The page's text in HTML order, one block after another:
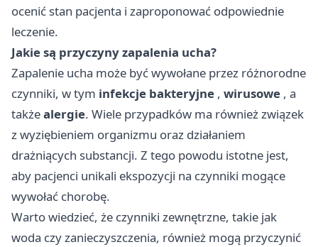
ocenić stan pacjenta i zaproponować odpowiednie
leczenie.
Jakie są przyczyny zapalenia ucha?
Zapalenie ucha może być wywołane przez różnorodne
czynniki, w tym infekcje bakteryjne , wirusowe , a
takżealergie. Wiele przypadków ma również związek
z wyziębieniem organizmu oraz działaniem
drażniących substancji. Z tego powodu istotne jest,
aby pacjenci unikali ekspozycji na czynniki mogące
wywołać chorobę.
Warto wiedzieć, że czynniki zewnętrzne, takie jak
woda czy zanieczyszczenia, również mogą przyczynić